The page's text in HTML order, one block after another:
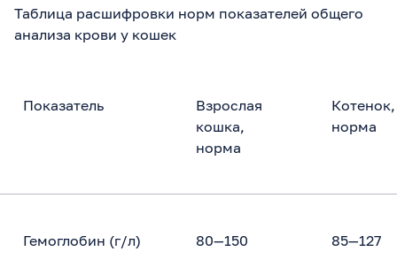
Таблица расшифровки норм показателей общего
анализа крови у кошек
Показатель
Взрослая
кошка,
норма
Котенок,
норма
Гемоглобин (г/л) 80—150 85—127